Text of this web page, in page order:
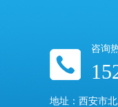
咨询
地址：西安市